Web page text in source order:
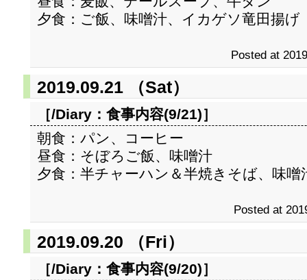
夕食：ご飯、味噌汁、イカゲソ竜田揚げ
Posted at
2019.09.21 （Sat）
［/Diary： 食事内容(9/21)］
朝食：パン、コーヒー
昼食：そぼろご飯、味噌汁
夕食：半チャーハン＆半焼きそば、味噌
Posted at
2019.09.20 （Fri）
［/Diary： 食事内容(9/20)］